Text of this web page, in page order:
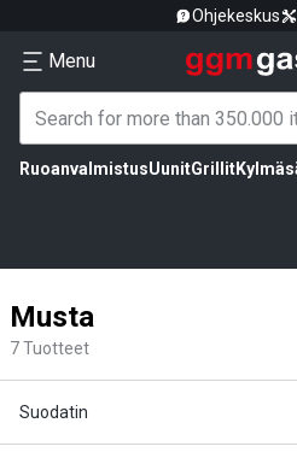
Ohjekeskus
Menu
RuoanvalmistusUunitGrillit
Musta
7Tuotteet
Suodatin